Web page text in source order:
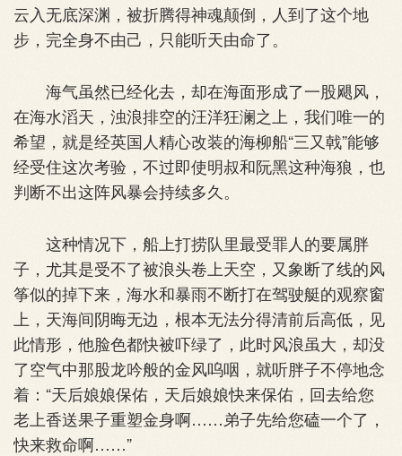
云入无底深渊，被折腾得神魂颠倒，人到了这个地
步，完全身不由己，只能听天由命了。
海气虽然已经化去，却在海面形成了一股飓风，
在海水滔天，浊浪排空的汪洋狂澜之上，我们唯一的
希望，就是经英国人精心改装的海柳船“三又戟”能够
经受住这次考验，不过即使明叔和阮黑这种海狼，也
判断不出这阵风暴会持续多久。
这种情况下，船上打捞队里最受罪人的要属胖
子，尤其是受不了被浪头卷上天空，又象断了线的风
筝似的掉下来，海水和暴雨不断打在驾驶艇的观察窗
上，天海间阴晦无边，根本无法分得清前后高低，见
此情形，他脸色都快被吓绿了，此时风浪虽大，却没
了空气中那股龙吟般的金风呜咽，就听胖子不停地念
着：“天后娘娘保佑，天后娘娘快来保佑，回去给您
老上香送果子重塑金身啊……弟子先给您磕一个了，
快来救命啊……”